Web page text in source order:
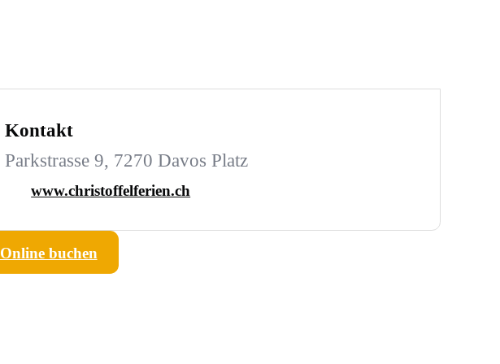
Kontakt
Parkstrasse 9, 7270 Davos Platz
www.christoffelferien.ch
Online buchen